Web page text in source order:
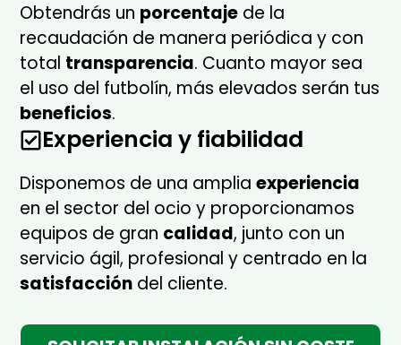
Obtendrás un porcentaje de la
recaudación de manera periódica y con
total transparencia. Cuanto mayor sea
el uso del futbolín, más elevados serán tus
beneficios.
Experiencia y fiabilidad
Disponemos de una ampliaexperiencia
en el sector del ocio y proporcionamos
equipos de gran calidad, junto con un
servicio ágil, profesional y centrado en la
satisfacción del cliente.